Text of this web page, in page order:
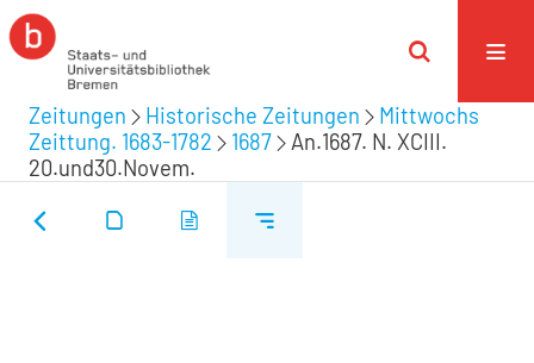
Zeitungen Historische Zeitungen
Mittwochs
Zeittung. 1683-1782
1687
An.1687. N. XCIII.
20.und30.Novem.